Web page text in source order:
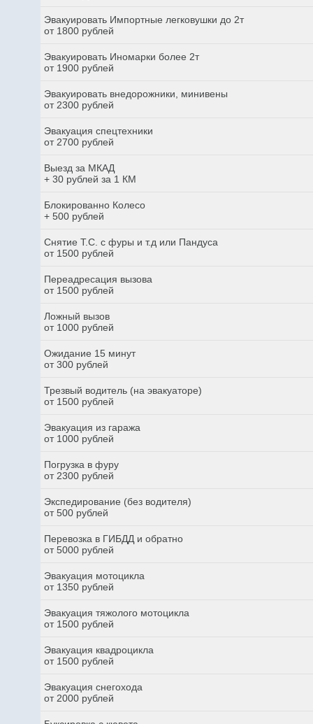
Эвакуировать Импортные легковушки до 2т
от 1800 рублей
Эвакуировать Иномарки более 2т
от 1900 рублей
Эвакуировать внедорожники, минивены
от 2300 рублей
Эвакуация спецтехники
от 2700 рублей
Выезд за МКАД
+ 30 рублей за 1 КМ
Блокированно Колесо
+ 500 рублей
Снятие Т.С. с фуры и т.д или Пандуса
от 1500 рублей
Переадресация вызова
от 1500 рублей
Ложный вызов
от 1000 рублей
Ожидание 15 минут
от 300 рублей
Трезвый водитель (на эвакуаторе)
от 1500 рублей
Эвакуация из гаража
от 1000 рублей
Погрузка в фуру
от 2300 рублей
Экспедирование (без водителя)
от 500 рублей
Перевозка в ГИБДД и обратно
от 5000 рублей
Эвакуация мотоцикла
от 1350 рублей
Эвакуация тяжолого мотоцикла
от 1500 рублей
Эвакуация квадроцикла
от 1500 рублей
Эвакуация снегохода
от 2000 рублей